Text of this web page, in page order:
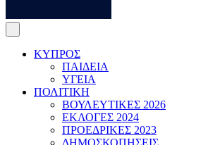
ΚΥΠΡΟΣ
ΠΑΙΔΕΙΑ
ΥΓΕΙΑ
ΠΟΛΙΤΙΚΗ
ΒΟΥΛΕΥΤΙΚΕΣ 2026
ΕΚΛΟΓΕΣ 2024
ΠΡΟΕΔΡΙΚΕΣ 2023
ΔΗΜΟΣΚΟΠΗΣΕΙΣ